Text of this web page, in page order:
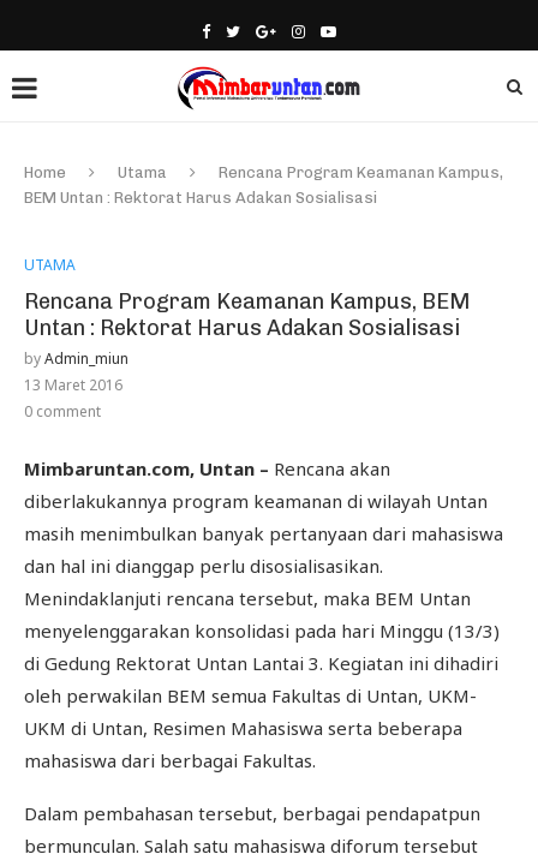
Home Utama
Rencana Program Keamanan Kampus,
BEM Untan : Rektorat Harus Adakan Sosialisasi
UTAMA
Rencana Program Keamanan Kampus, BEM
Untan : Rektorat Harus Adakan Sosialisasi
byAdmin_miun
13 Maret 2016
0 comment
Mimbaruntan.com, Untan – Rencana akan
diberlakukannya program keamanan di wilayah Untan
masih menimbulkan banyak pertanyaan dari mahasiswa
dan hal ini dianggap perlu disosialisasikan.
Menindaklanjuti rencana tersebut, maka BEM Untan
menyelenggarakan konsolidasi pada hari Minggu (13/3)
di Gedung Rektorat Untan Lantai 3. Kegiatan ini dihadiri
oleh perwakilan BEM semua Fakultas di Untan, UKM-
UKM di Untan, Resimen Mahasiswa serta beberapa
mahasiswa dari berbagai Fakultas.
Dalam pembahasan tersebut, berbagai pendapatpun
bermunculan. Salah satu mahasiswa diforum tersebut